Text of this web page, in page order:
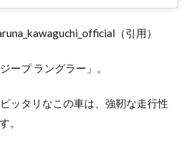
（引用）
ープ ラングラー」。
ッタリなこの車は、強靭な走行性
。